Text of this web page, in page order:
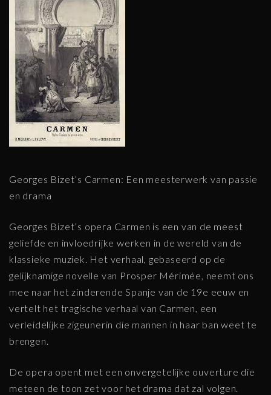
Georges Bizet’s Carmen: Een meesterwerk van passie
en drama
Georges Bizet’s opera Carmen is een van de meest
geliefde en invloedrijke werken in de wereld van de
klassieke muziek. Het verhaal, gebaseerd op de
gelijknamige novelle van Prosper Mérimée, neemt ons
mee naar het zinderende Spanje van de 19e eeuw en
vertelt het tragische verhaal van Carmen, een
verleidelijke zigeunerin die mannen in haar ban weet te
brengen.
De opera opent met een onvergetelijke ouverture die
meteen de toon zet voor het drama dat zal volgen.